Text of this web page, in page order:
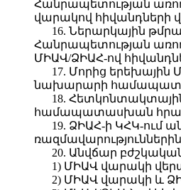
Հանրապետության
վարակով հիվանդների
16. Ներարկային
Հանրապետության
ՄԻԱՎ/ՁԻԱՀ-ով
17. Մորից
նախարարի
18.
համապատասխան
19. ՁԻԱՀ-ի ԿՀԿ-ում
20. Անվճար
1) ՄԻԱՎ վարակի
2) ՄԻԱՎ վարակի և